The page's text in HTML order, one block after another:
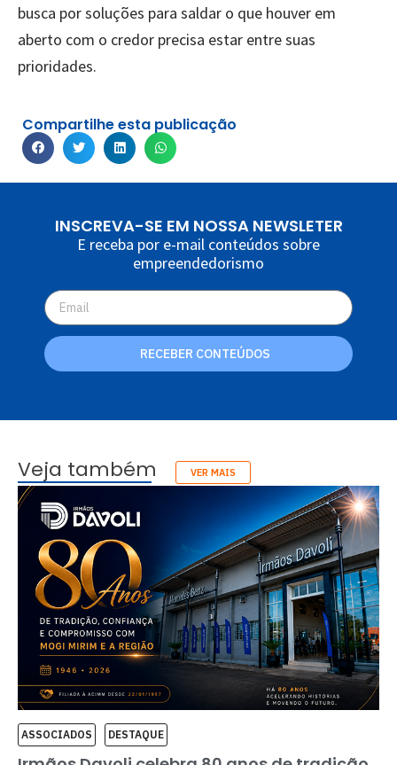
busca por soluções para saldar o que houver em
aberto com o credor precisa estar entre suas
prioridades.
Compartilhe esta publicação
INSCREVA-SE EM NOSSA NEWSLETER
E receba por e-mail conteúdos sobre
empreendedorismo
RECEBER CONTEÚDOS
Veja também VER MAIS
ASSOCIADOS DESTAQUE